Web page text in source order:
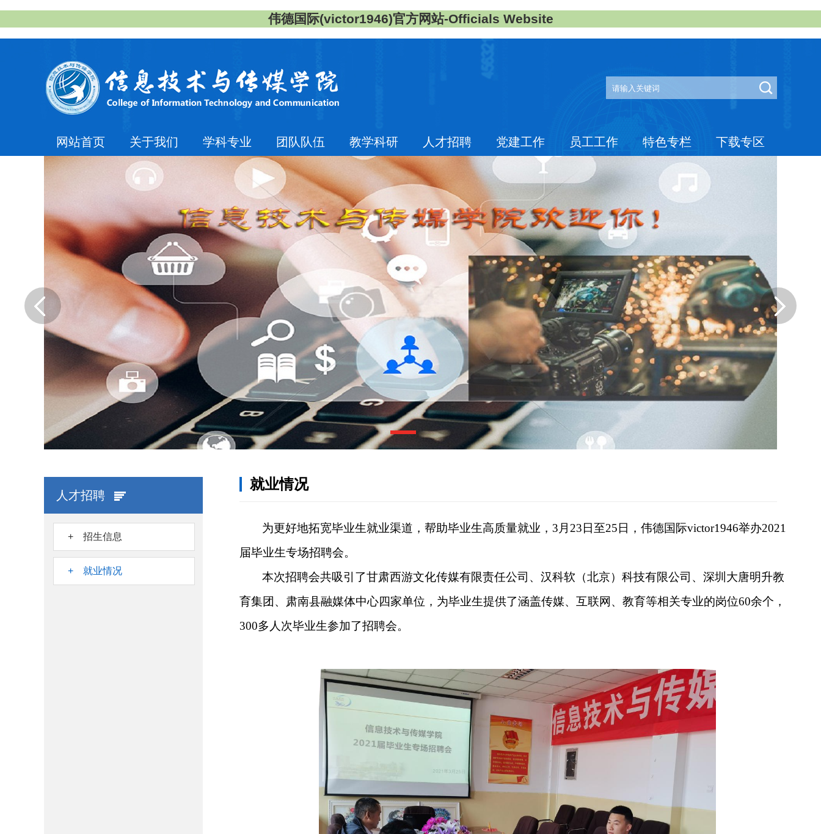
伟德国际(victor1946)官方网站-Officials Website
网站首页 关于我们 学科专业 团队队伍 教学科研 人才招聘 党建工作 员工工作 特色专栏 下载专区
人才招聘
+ 招生信息
+ 就业情况
就业情况
为更好地拓宽毕业生就业渠道，帮助毕业生高质量就业， 3 月 23日至25日，伟德国际victor1946举办2021
届毕业生专场招聘会。
本次招聘会共吸引了甘肃西游文化传媒有限责任公司、汉科软（北京）科技有限公司、深圳大唐明升教
育集团、肃南县融媒体中心四家单位，为毕业生提供了涵盖传媒、互联网、教育等相关专业的岗位60余个，
300多人次毕业生参加了招聘会。